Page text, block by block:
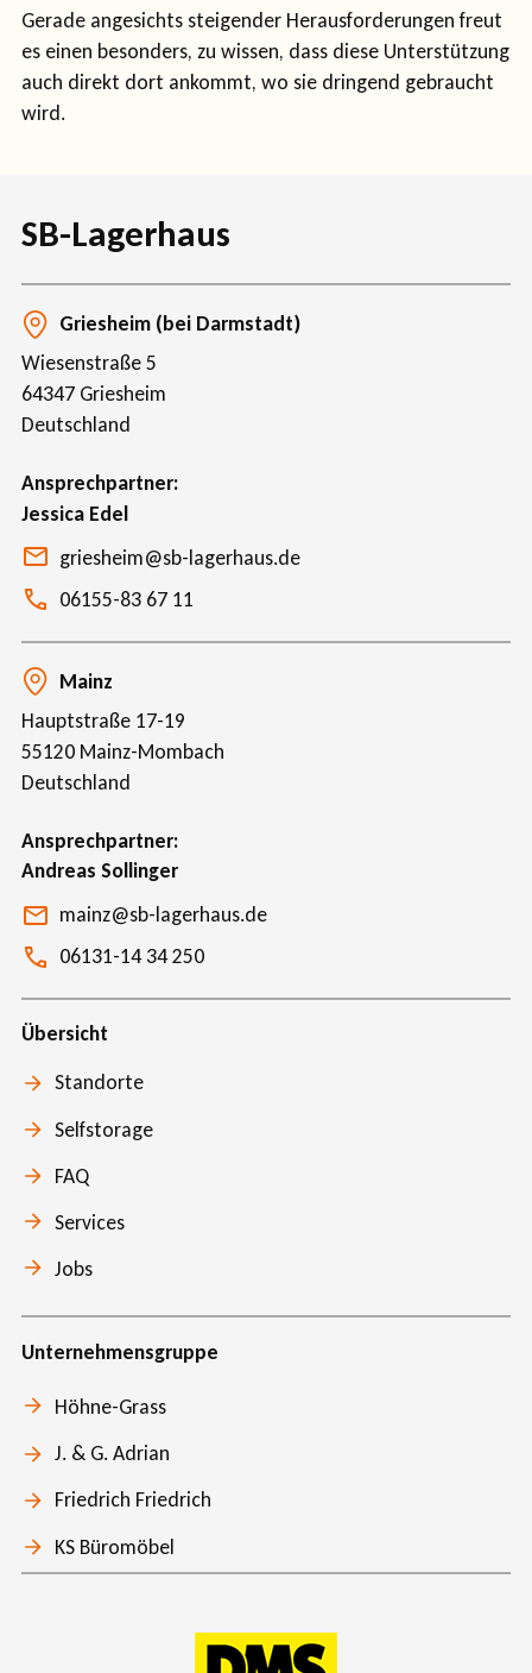
Gerade angesichts steigender Herausforderungen freut
es einen besonders, zu wissen, dass diese Unterstützung
auch direkt dort ankommt, wo sie dringend gebraucht
wird.
SB-Lagerhaus
Griesheim (bei Darmstadt)
Wiesenstraße 5
64347 Griesheim
Deutschland
Ansprechpartner
Jessica Edel
griesheim@sb-lagerhaus.de
06155-83 67 11
Mainz
Hauptstraße 17-19
55120 Mainz-Mombach
Deutschland
Ansprechpartner
Andreas Sollinger
mainz@sb-lagerhaus.de
06131-14 34 250
Übersicht
Standorte
Selfstorage
FAQ
Services
Jobs
Unternehmensgruppe
Höhne-Grass
J. & G. Adrian
Friedrich Friedrich
KS Büromöbel